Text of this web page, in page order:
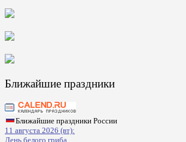
Ближайшие праздники
Ближайшие праздники России
11 августа 2026 (вт):
День белого гриба